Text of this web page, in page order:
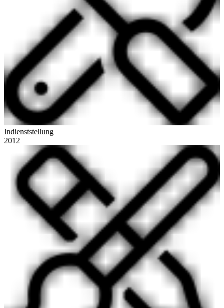
Indienststellung
2012